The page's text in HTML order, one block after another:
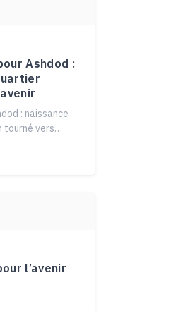
Ashdod :
: naissance
tourné vers
l’avenir